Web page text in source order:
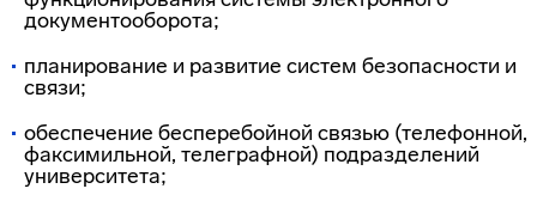
документооборота;
планирование и развитие систем безопасности и
связи;
обеспечение бесперебойной связью (телефонной,
факсимильной, телеграфной) подразделений
университета;